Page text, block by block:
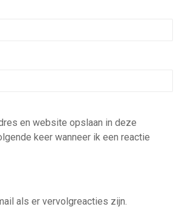
en website opslaan in deze
keer wanneer ik een reactie
als er vervolgreacties zijn.